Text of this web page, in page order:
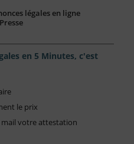
légales en ligne
en 5 Minutes, c'est
le prix
mail votre attestation